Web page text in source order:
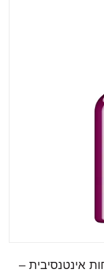
אינטנסיבית –